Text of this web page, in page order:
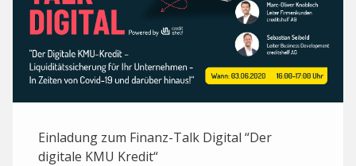
Einladung zum Finanz-Talk Digital “Der
digitale KMU Kredit“